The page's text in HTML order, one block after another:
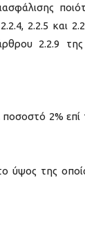
2.2.5 και
2.2.9
2%
της